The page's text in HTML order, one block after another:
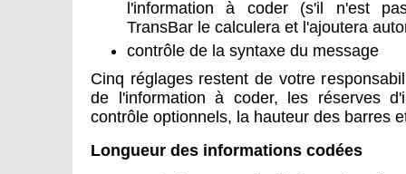
l'information à coder (s'il n'est
TransBar le calculera et l'ajoutera
contrôle de la syntaxe du message
Cinq réglages restent de votre
de l'information à coder, les réserves
contrôle optionnels, la hauteur des barres
Longueur des informations codées